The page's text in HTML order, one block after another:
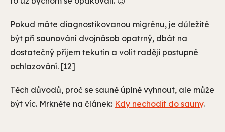
Pokud máte diagnostikovanou migrénu, je důležité
být při saunování dvojnásob opatrný, dbát na
dostatečný příjem tekutin a volit raději postupné
ochlazování. [12]
Těch důvodů, proč se sauně úplně vyhnout, ale může
být víc. Mrkněte na článek: Kdy nechodit do sauny.